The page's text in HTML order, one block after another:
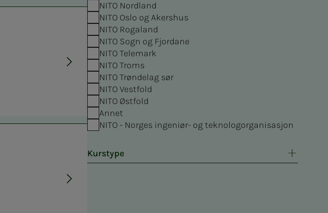
NITO Nordland
NITO Oslo og Akershus
NITO Rogaland
NITO Sogn og Fjordane
NITO Telemark
NITO Troms
NITO Trøndelag sør
NITO Vestfold
NITO Østfold
Annet
NITO - Norges ingeniør- og teknologorganisasjon
Kurstype